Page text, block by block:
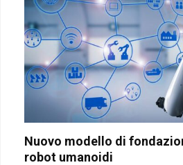
Nuovo modello di
robot umanoidi